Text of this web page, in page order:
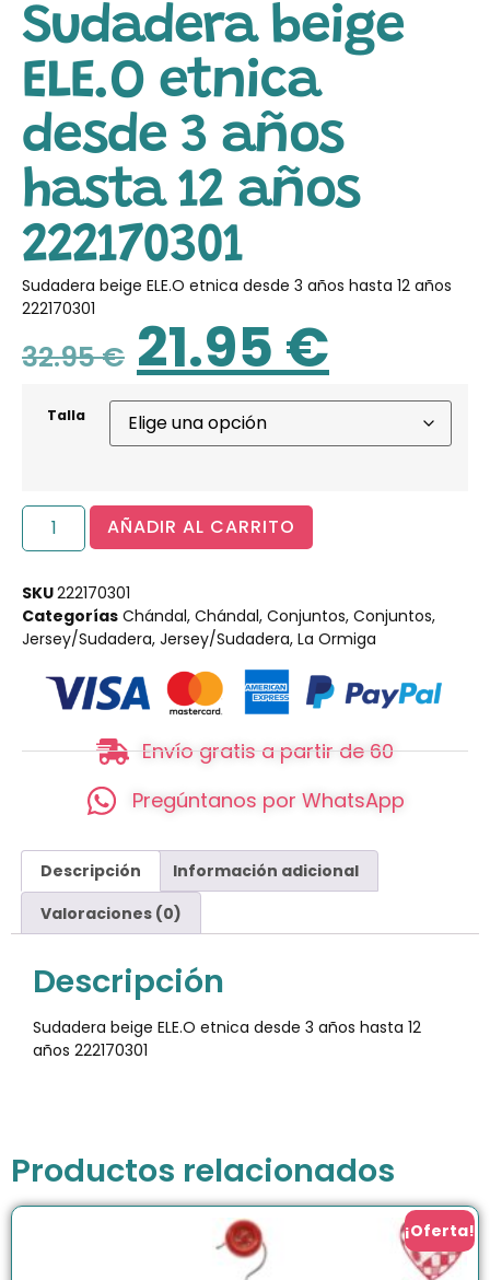
Sudadera beige
ELE.O etnica
desde 3 años
hasta 12 años
222170301
Sudadera beige ELE.O etnica desde 3 años hasta 12 años
222170301
32.95€ 21.95 €
Talla
AÑADIR AL CARRITO
SKU222170301
Categorías Chándal, Chándal, Conjuntos, Conjuntos,
Jersey/Sudadera, Jersey/Sudadera, La Ormiga
Envío gratis a partir de 60
Pregúntanos por WhatsApp
Descripción
Información adicional
Valoraciones (0)
Descripción
Sudadera beige ELE.O etnica desde 3 años hasta 12
años 222170301
Productos relacionados
¡Oferta!